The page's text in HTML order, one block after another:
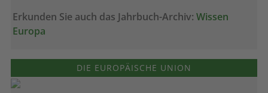
Erkunden Sie auch das Jahrbuch-Archiv: Wissen
Europa
DIE EUROPÄISCHE UNION